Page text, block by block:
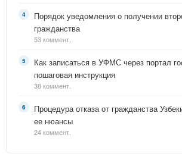
Порядок уведомления о получении
гражданства
53 коммент.
Как записаться в УФМС через портал
пошаговая инструкция
38 коммент.
Процедура отказа от гражданства
ее нюансы
24 коммент.